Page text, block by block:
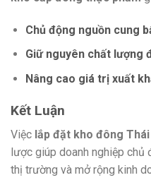
Chủ động nguồn cung
Giữ nguyên chất lượng
Nâng cao giá trị xuất
Kết Luận
Việc lắp đặt kho đông
lược giúp doanh nghiệp
thị trường và mở rộng kinh